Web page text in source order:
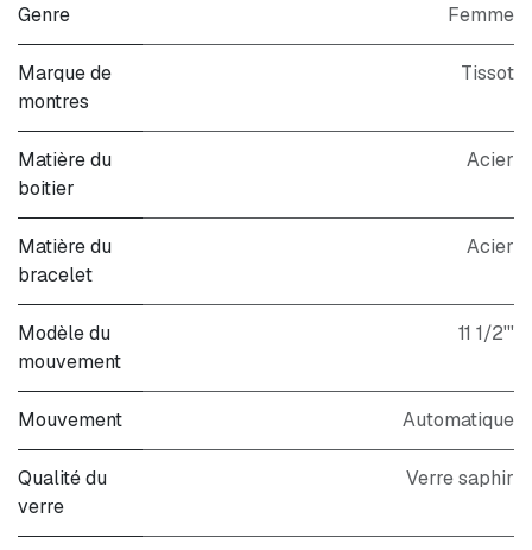
Genre Femme
Marque de
montres
Tissot
Matière du
boitier
Acier
Matière du
bracelet
Acier
Modèle du
mouvement
11 1/2'''
Mouvement Automatique
Qualité du
verre
Verre saphir